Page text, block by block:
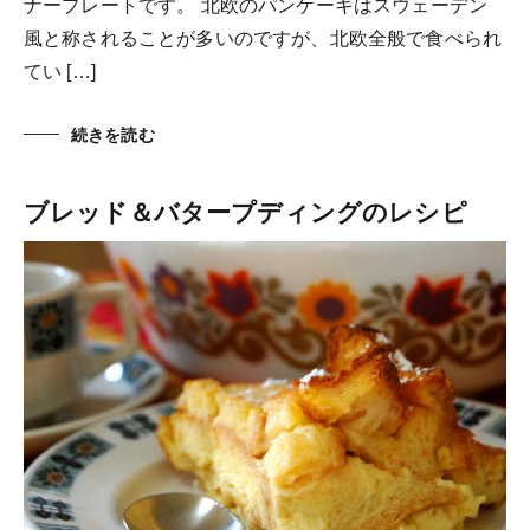
ナープレートです。 北欧のパンケーキはスウェーデン
風と称されることが多いのですが、北欧全般で食べられ
てい […]
続きを読む
ブレッド＆バタープディングのレシピ